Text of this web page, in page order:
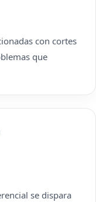
con cortes
que
se dispara